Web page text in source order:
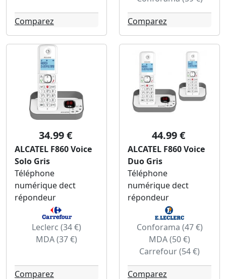
Comparez Comparez
34.99 €
ALCATEL F860 Voice
Solo Gris
Téléphone
numérique dect
répondeur
Leclerc (34 €)
MDA (37 €)
Comparez
44.99 €
ALCATEL F860 Voice
Duo Gris
Téléphone
numérique dect
répondeur
Conforama (47 €)
MDA (50 €)
Carrefour (54 €)
Comparez